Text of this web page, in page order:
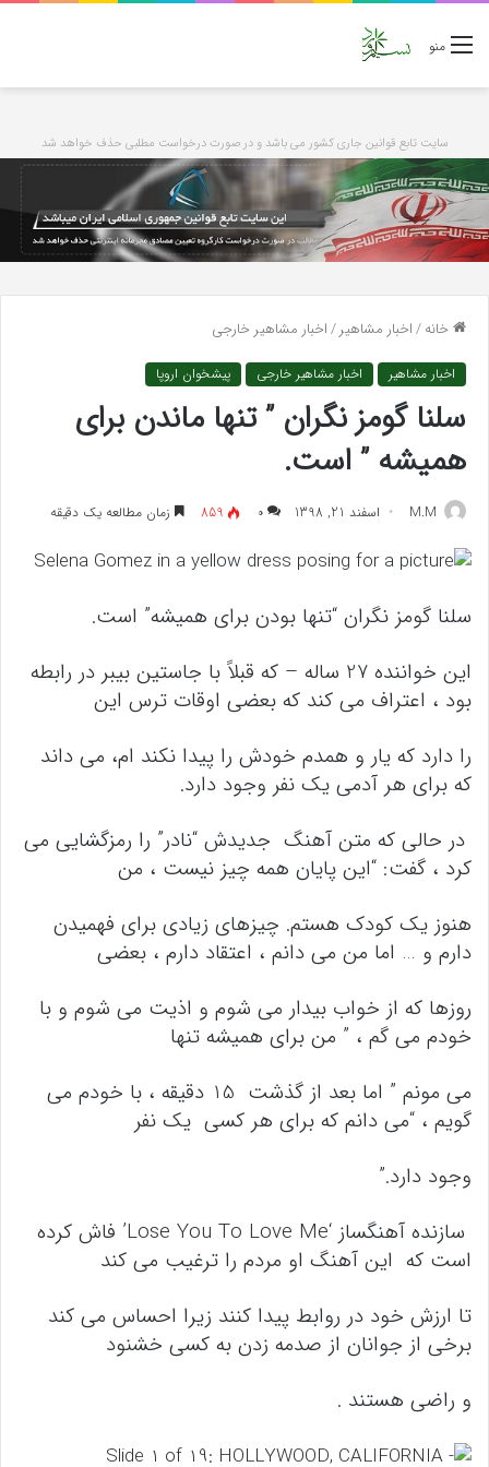
منو
سایت تابع قوانین جاری کشور می باشد و در صورت درخواست مطلبی حذف خواهد شد
خانه/اخبار مشاهیر/اخبار مشاهیر خارجی
اخبار مشاهیر اخبار مشاهیر خارجی پیشخوان اروپا
سلنا گومز نگران ” تنها ماندن برای
همیشه ” است.
M.M اسفند 21, 1398 ۰ 859 زمان مطالعه یک دقیقه
سلنا گومز نگران “تنها بودن برای همیشه” است.
این خواننده 27 ساله – که قبلاً با جاستین بیبر در رابطه
بود ، اعتراف می کند که بعضی اوقات ترس این
را دارد که یار و همدم خودش را پیدا نکند ام، می داند
که برای هر آدمی یک نفر وجود دارد.
در حالی که متن آهنگ جدیدش “نادر” را رمزگشایی می
کرد ، گفت: “این پایان همه چیز نیست ، من
هنوز یک کودک هستم. چیزهای زیادی برای فهمیدن
دارم و … اما من می دانم ، اعتقاد دارم ، بعضی
روزها که از خواب بیدار می شوم و اذیت می شوم و با
خودم می گم ، ” من برای همیشه تنها
می مونم ” اما بعد از گذشت 15 دقیقه ، با خودم می
گویم ، “می دانم که برای هر کسی یک نفر
وجود دارد.”
سازنده آهنگساز ‘Lose You To Love Me’ فاش کرده
است که این آهنگ او مردم را ترغیب می کند
تا ارزش خود در روابط پیدا کنند زیرا احساس می کند
برخی از جوانان از صدمه زدن به کسی خشنود
و راضی هستند .